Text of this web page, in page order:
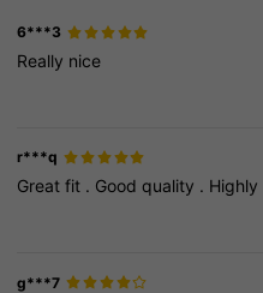
6***3
Really nice
r***q
Greatfit . Goodquality . Highly
g***7